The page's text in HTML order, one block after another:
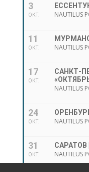
3
ОКТ. NAUTILUS
11
ОКТ. NAUTILUS
17
ОКТ.
САНКТ-
NAUTILUS
24
ОКТ. NAUTILUS
31
ОКТ.
САРАТОВ
NAUTILUS